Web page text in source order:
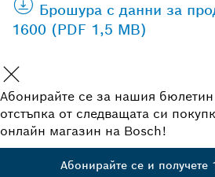
Брошура с данни за
1600 (PDF 1,5 MB)
Абонирайте се за нашия бюлетин
отстъпка от следващата си
онлайн магазин на Bosch!
Абонирайте се и получете